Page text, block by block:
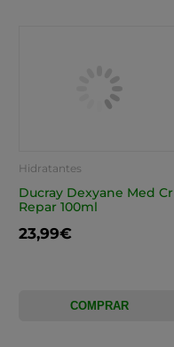
Hidratantes
Ducray Dexyane Med Cr
Repar 100ml
23,99€
COMPRAR